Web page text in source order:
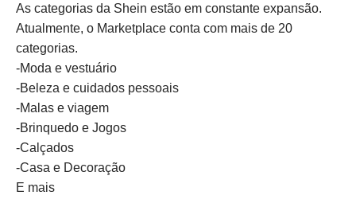
As categorias da Shein estão em constante expansão.
Atualmente, o Marketplace conta com mais de 20
categorias.
-Moda e vestuário
-Beleza e cuidados pessoais
-Malas e viagem
-Brinquedo e Jogos
-Calçados
-Casa e Decoração
E mais